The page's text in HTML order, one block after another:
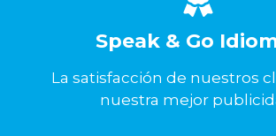
Speak & Go
La satisfacción de nuestros
nuestra mejor